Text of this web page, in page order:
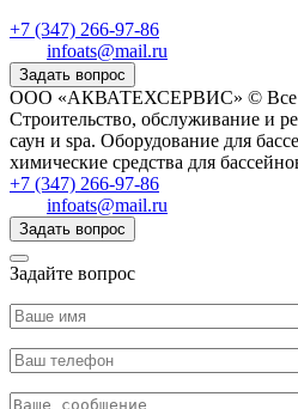
+7 (347) 266-97-86
infoats@mail.ru
Задать вопрос
ООО «АКВАТЕХСЕРВИС» © Все
Строительство, обслуживание и
саун и spa. Оборудование для
химические средства для
+7 (347) 266-97-86
infoats@mail.ru
Задать вопрос
Задайте вопрос